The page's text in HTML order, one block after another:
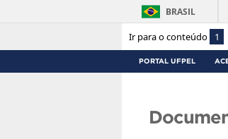
Ir para o conteúdo 1
BRASIL
PORTAL UFPEL